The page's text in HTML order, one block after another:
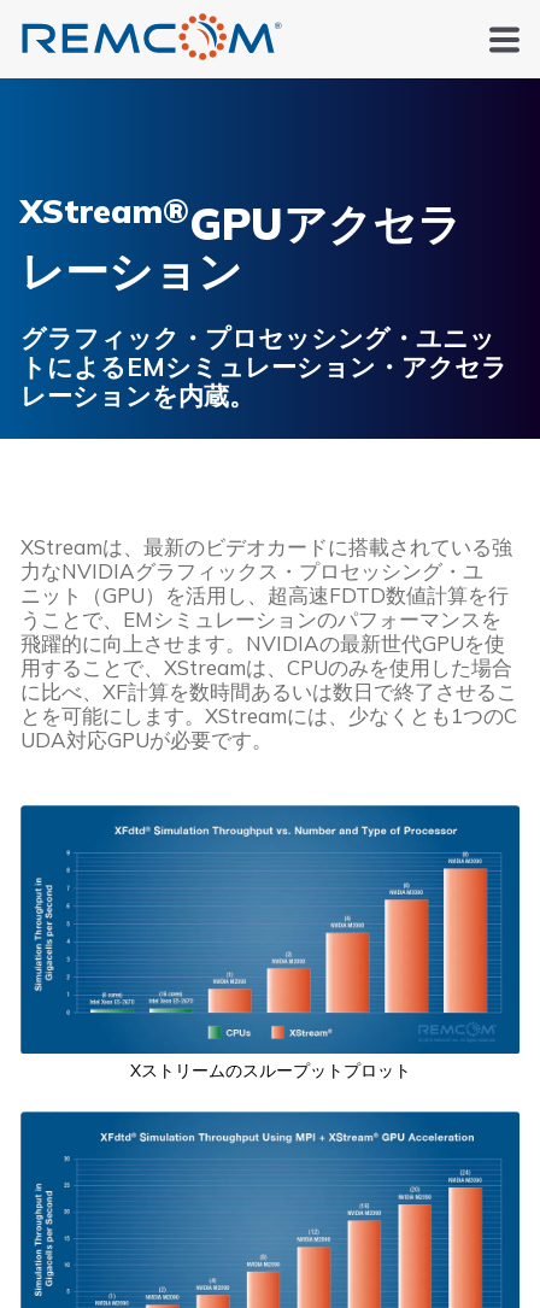
XStream®GPUアクセラ
レーション
グラフィック・プロセッシング・ユニッ
トによるEMシミュレーション・アクセラ
レーションを内蔵。
XStreamは、最新のビデオカードに搭載されている強
力なNVIDIAグラフィックス・プロセッシング・ユ
ニット（GPU）を活用し、超高速FDTD数値計算を行
うことで、EMシミュレーションのパフォーマンスを
飛躍的に向上させます。NVIDIAの最新世代GPUを使
用することで、XStreamは、CPUのみを使用した場合
に比べ、XF計算を数時間あるいは数日で終了させるこ
とを可能にします。XStreamには、少なくとも1つのC
UDA対応GPUが必要です。
Xストリームのスループットプロット